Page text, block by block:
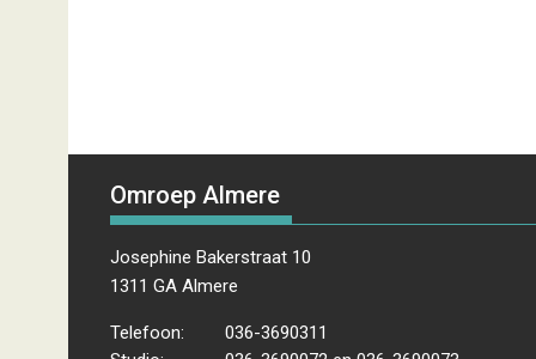
Omroep Almere
Josephine Bakerstraat 10
1311 GA Almere
Telefoon:
036-3690311